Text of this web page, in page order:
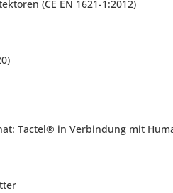
(CE EN 1621-1:2012)
Tactel® in Verbindung mit